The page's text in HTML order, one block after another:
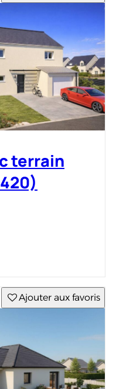
terrain
Ajouter aux favoris